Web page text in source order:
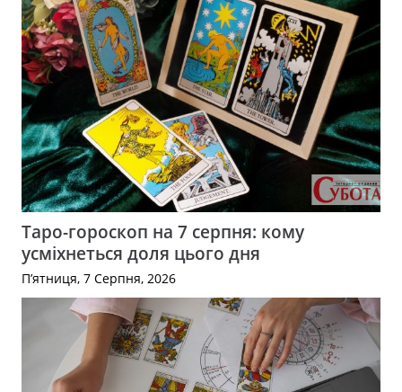
Таро-гороскоп на 7 серпня: кому
усміхнеться доля цього дня
П’ятниця, 7 Серпня, 2026